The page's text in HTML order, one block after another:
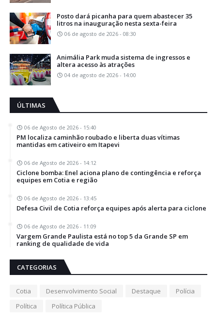
Posto dará picanha para quem abastecer 35
litros na inauguração nesta sexta-feira
06 de agosto de 2026 - 08:30
Animália Park muda sistema de ingressos e
altera acesso às atrações
04 de agosto de 2026 - 14:00
ÚLTIMAS
06 de Agosto de 2026 - 15:40
PM localiza caminhão roubado e liberta duas vítimas
mantidas em cativeiro em Itapevi
06 de Agosto de 2026 - 14:12
Ciclone bomba: Enel aciona plano de contingência e reforça
equipes em Cotia e região
06 de Agosto de 2026 - 13:45
Defesa Civil de Cotia reforça equipes após alerta para ciclone
06 de Agosto de 2026 - 11:09
Vargem Grande Paulista está no top 5 da Grande SP em
ranking de qualidade de vida
CATEGORIAS
Cotia Desenvolvimento Social Destaque
Polícia
Política
Política Pública